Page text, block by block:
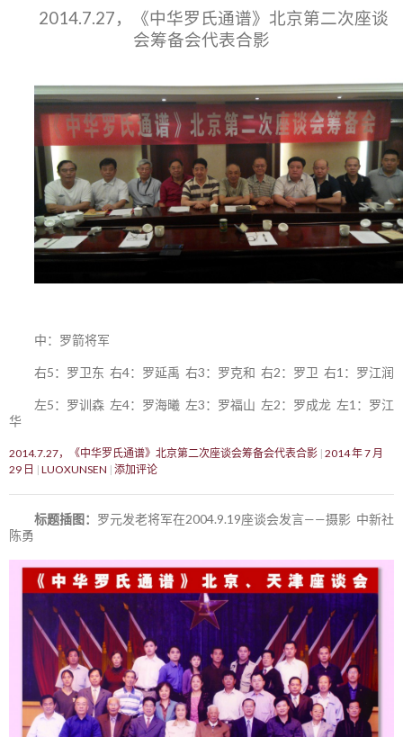
2014.7.27，《中华罗氏通谱》北京第二次座谈
会筹备会代表合影
中：罗箭将军
右5：罗卫东 右4：罗延禹 右3：罗克和 右2：罗卫 右1：罗江润
左5：罗训森 左4：罗海曦 左3：罗福山 左2：罗成龙 左1：罗江
华
2014.7.27，《中华罗氏通谱》北京第二次座谈会筹备会代表合影 2014 年 7 月
29 日
LUOXUNSEN 添加评论
标题插图： 罗元发老将军在2004.9.19座谈会发言——摄影 中新社
陈勇